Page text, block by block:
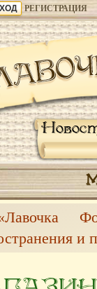
РЕГИСТРАЦИЯ
и